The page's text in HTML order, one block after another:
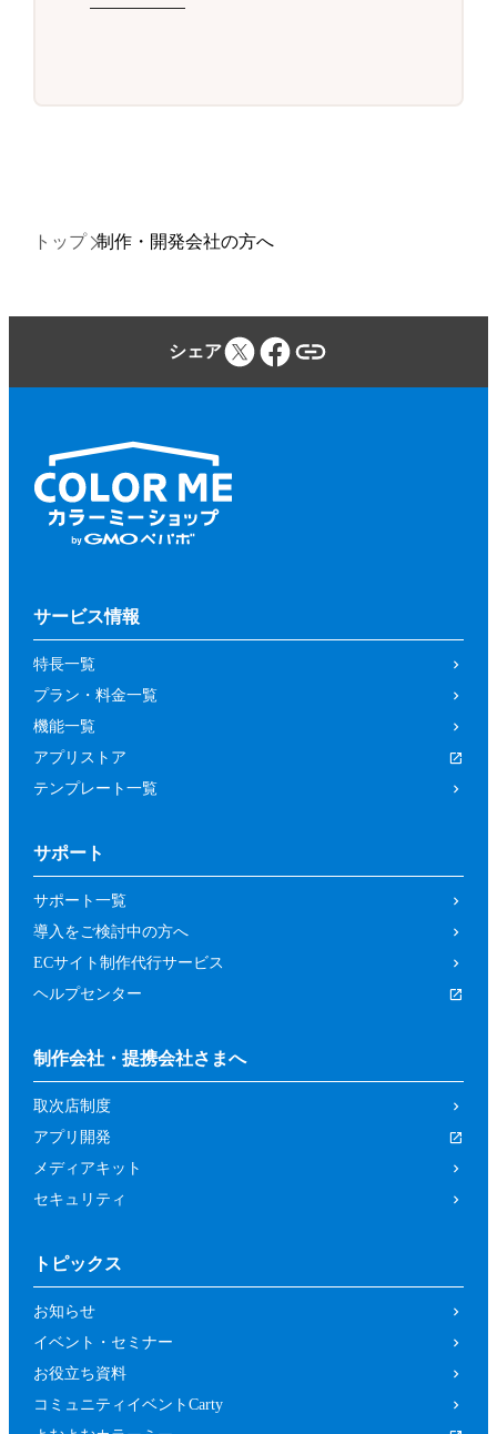
トップ 制作・開発会社の方へ
シェア
サービス情報
特長一覧
プラン・料金一覧
機能一覧
アプリストア
テンプレート一覧
サポート
サポート一覧
導入をご検討中の方へ
ECサイト制作代行サービス
ヘルプセンター
制作会社・提携会社さまへ
取次店制度
アプリ開発
メディアキット
セキュリティ
トピックス
お知らせ
イベント・セミナー
お役立ち資料
コミュニティイベントCarty